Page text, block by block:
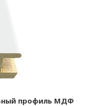
профиль МДФ